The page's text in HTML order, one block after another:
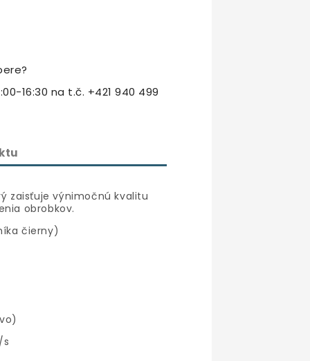
16:30 na t.č. +421 940 499
zaisťuje výnimočnú kvalitu
obrobkov.
čierny)
s